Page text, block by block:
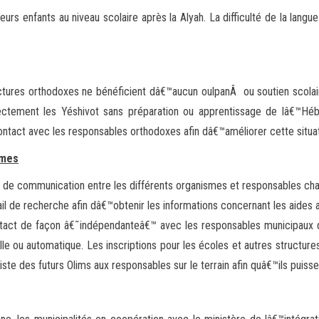
enfants au niveau scolaire après la Alyah. La difficulté de la
orthodoxes ne bénéficient dâ€™aucun oulpanÂ ou soutien
les Yéshivot sans préparation ou apprentissage de
avec les responsables orthodoxes afin dâ€™améliorer cette
communication entre les différents organismes et responsables
de recherche afin dâ€™obtenir les informations concernant les aides
de façon â€˜indépendanteâ€™ avec les responsables
ou automatique. Les inscriptions pour les écoles et autres
des futurs Olims aux responsables sur le terrain afin quâ€™ils